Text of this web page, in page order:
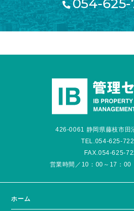
054-625-
426-0061 静岡県藤枝市田
TEL.054-625-
FAX.054-625-
営業時間／10：00～17：
ホーム